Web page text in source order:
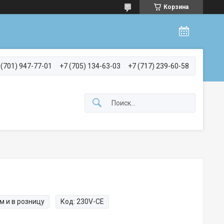
Корзина
947-77-01 +7 (705) 134-63-03 +7 (717) 239-60-58
и в розницу Код: 230V-CE